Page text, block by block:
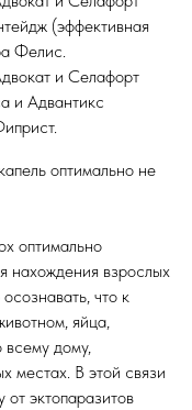
(эффективная
Фелис.
и Селафорт
и Адвантикс
оптимально не
оптимально
нахождения взрослых
что к
яйца,
всему дому,
местах. В этой связи
от эктопаразитов